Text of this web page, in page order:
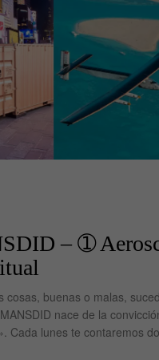
– ➀
cosas, buenas o malas,
nace de la
Cada lunes te contaremos